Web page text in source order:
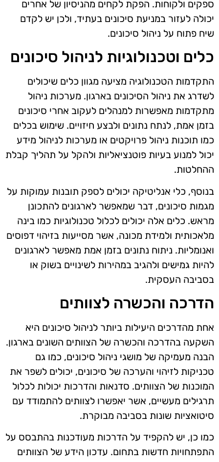
ספקים ולקוחות. הפקת לקחים מהניסיון של אחרים
יכולה לעזור במניעת סיכונים בעתיד, ולכן יש לקדם
שיח פתוח על ניהול סיכונים.
כלים וטכנולוגיות לניהול סיכונים
התקדמות הטכנולוגיה מציעה מגוון כלים שיכולים
לשדרג את ניהול הסיכונים בארגון. מערכות ניהול
מתקדמות מאפשרות למנהלים לעקוב אחרי סיכונים
בזמן אמת, לנתח נתונים ולבצע חיזויים. שימוש בכלים
כמו תוכנות ניהול פרויקטים או מערכות לניהול מידע
יכול למנוע בעיות פוטנציאליות ולהקל על תהליך קבלת
ההחלטות.
בנוסף, כלי אנליטיקה יכולים לספק תובנות עמוקות על
מגמות סיכונים, דבר שמאפשר לארגונים להתכונן
מראש. כלים אלה יכולים לכלול טכנולוגיות כמו בינה
מלאכותית ולמידת מכונה, אשר מסייעות בזיהוי דפוסים
ואנומליות. ניתוח נתונים בזמן אמת מאפשר לארגונים
להיות גמישים ולהגיב במהירות לשינויים בשוק או
בסביבה העסקית.
הדרכה והכשרה לצוותים
אחת מהדרכים היעילות ביותר לניהול סיכונים היא
השקעה בהדרכה והכשרה של הצוותים השונים בארגון.
הבנה מעמיקה של מושגי ניהול סיכונים, כמו גם
טכניקות לזיהוי והערכה של סיכונים, יכולים לשפר את
המוכנות של הצוותים. סדנאות והדרכות יכולות לכלול
תרגילים מעשיים, אשר יאפשרו לצוותים להתמודד עם
סיטואציות שונות בסביבה מבוקרת.
כמו כן, יש להקפיד על הדרכות מעודכנות בהתבסס על
התפתחויות חדשות בתחום. עדכון הידע של הצוותים